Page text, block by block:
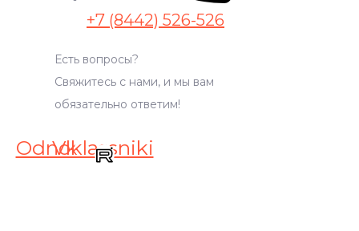
+7 (8442) 526-526
Есть вопросы?
Свяжитесь с нами, и мы вам
обязательно ответим!
Vk
Odnoklassniki